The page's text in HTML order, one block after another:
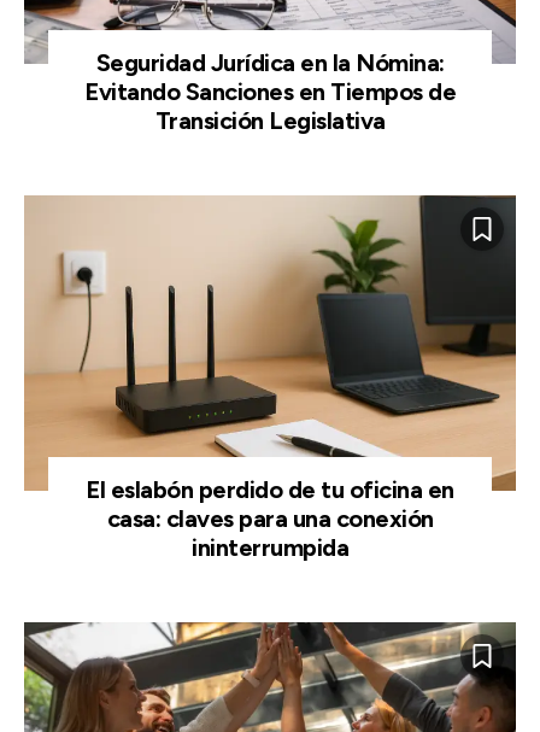
Seguridad Jurídica en la Nómina:
Evitando Sanciones en Tiempos de
Transición Legislativa
El eslabón perdido de tu oficina en
casa: claves para una conexión
ininterrumpida